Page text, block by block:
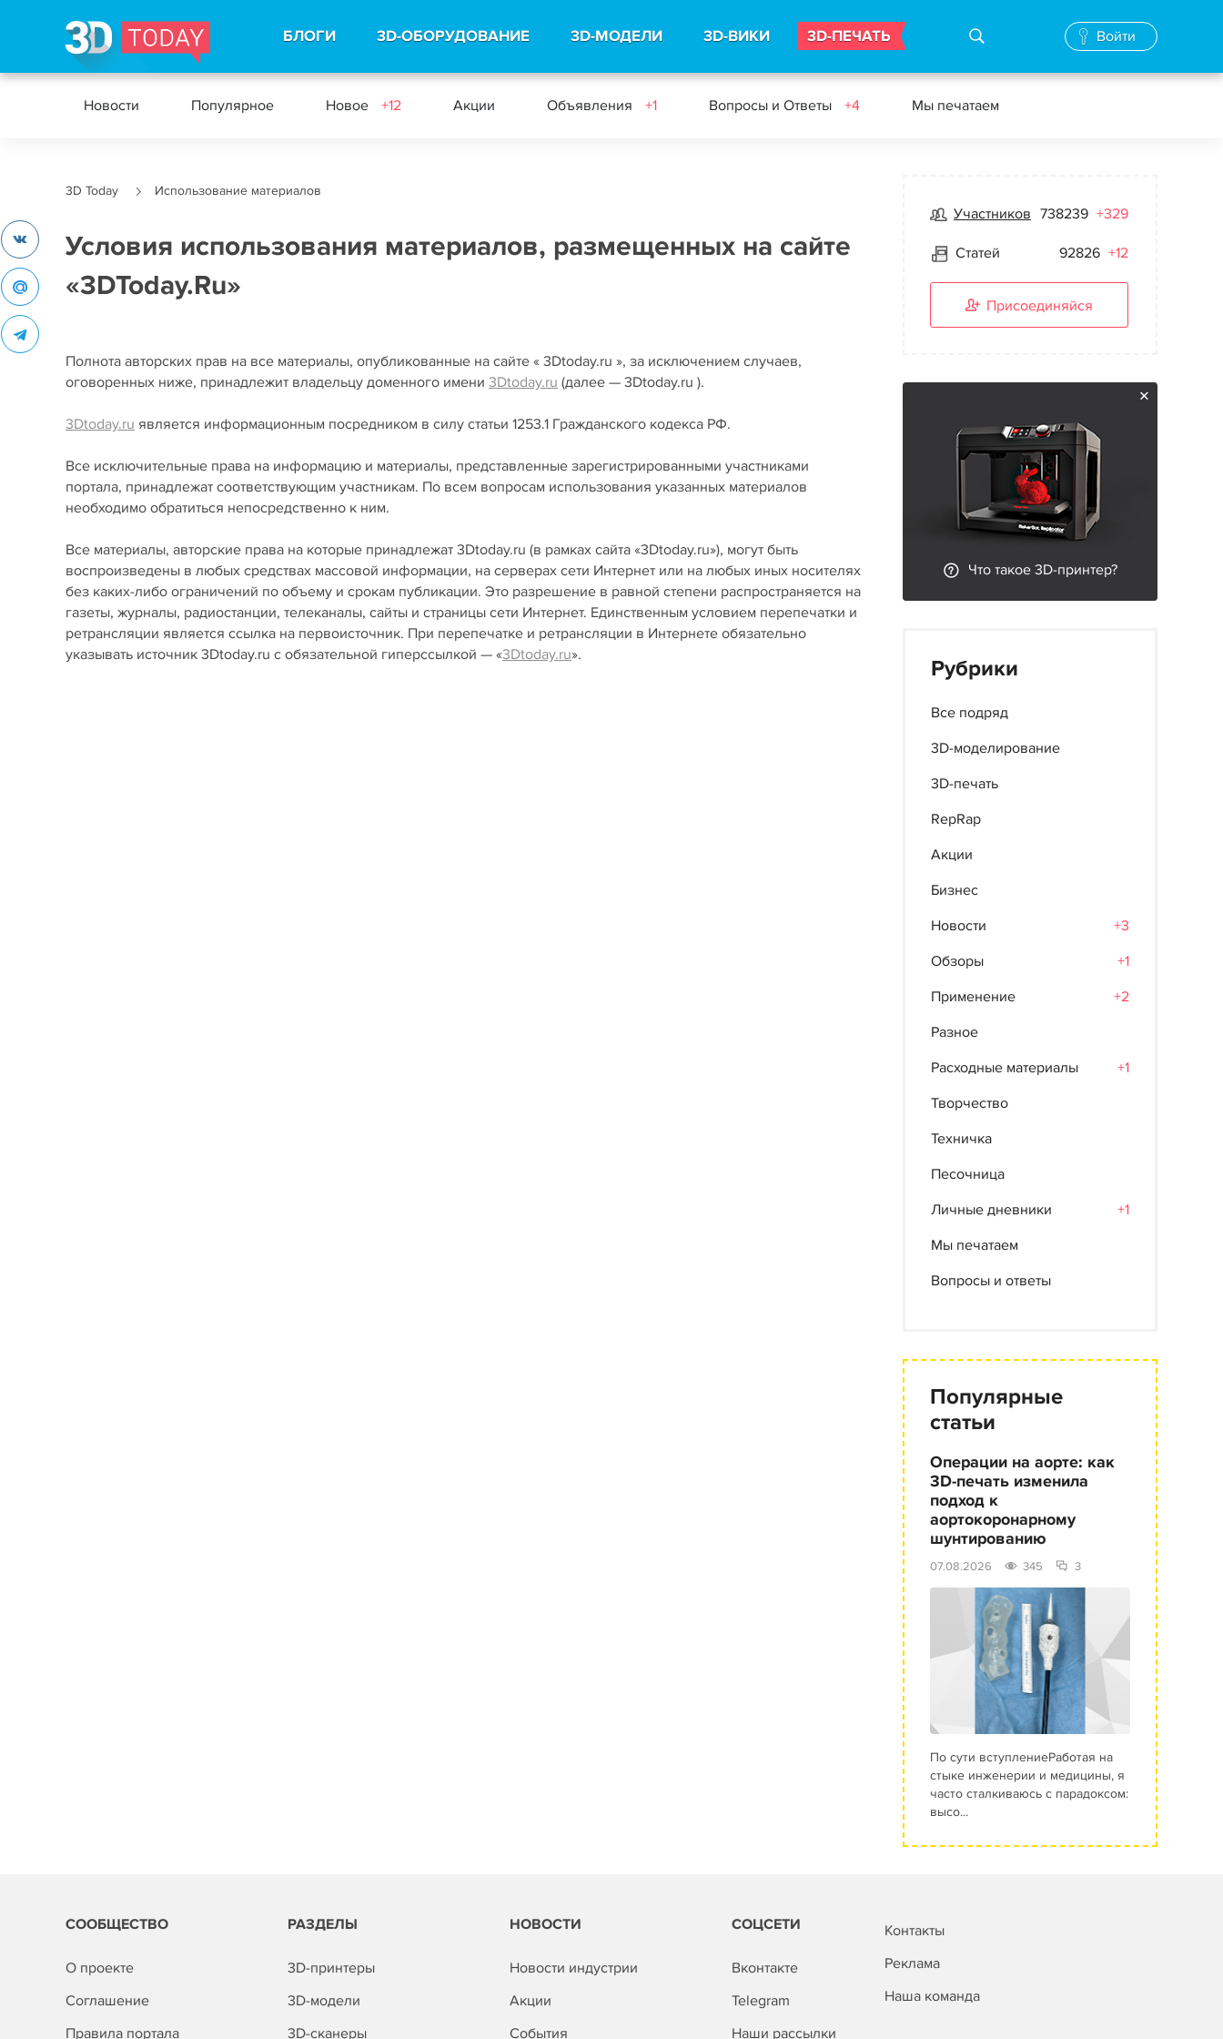
БЛОГИ 3D-ОБОРУДОВАНИЕ 3D-МОДЕЛИ 3D-ВИКИ 3D-ПЕЧАТЬ Войти
Новости Популярное Новое +12 Акции Объявления +1 Вопросы и Ответы +4 Мы печатаем
3D Today Использование материалов
Условия использования материалов, размещенных на сайте
«3DToday.Ru»
Полнота авторских прав на все материалы, опубликованные на сайте « 3Dtoday.ru », за исключением случаев,
оговоренных ниже, принадлежит владельцу доменного имени 3Dtoday.ru (далее — 3Dtoday.ru ).
3Dtoday.ru является информационным посредником в силу статьи 1253.1 Гражданского кодекса РФ.
Все исключительные права на информацию и материалы, представленные зарегистрированными участниками
портала, принадлежат соответствующим участникам. По всем вопросам использования указанных материалов
необходимо обратиться непосредственно к ним.
Все материалы, авторские права на которые принадлежат 3Dtoday.ru (в рамках сайта «3Dtoday.ru»), могут быть
воспроизведены в любых средствах массовой информации, на серверах сети Интернет или на любых иных носителях
без каких-либо ограничений по объему и срокам публикации. Это разрешение в равной степени распространяется на
газеты, журналы, радиостанции, телеканалы, сайты и страницы сети Интернет. Единственным условием перепечатки и
ретрансляции является ссылка на первоисточник. При перепечатке и ретрансляции в Интернете обязательно
указывать источник 3Dtoday.ru c обязательной гиперссылкой — «3Dtoday.ru».
Участников 738239 +329
Статей 92826 +12
Присоединяйся
Что такое 3D-принтер?
Рубрики
Все подряд
3D-моделирование
3D-печать
RepRap
Акции
Бизнес
Новости
+3
Обзоры
+1
Применение
+2
Разное
Расходные материалы
+1
Творчество
Техничка
Песочница
Личные дневники
+1
Мы печатаем
Вопросы и ответы
Популярные
статьи
Операции на аорте: как
3D-печать изменила
подход к
аортокоронарному
шунтированию
07.08.2026 345 3
По сути вступлениеРаботая на
стыке инженерии и медицины, я
часто сталкиваюсь с парадоксом:
высо...
СООБЩЕСТВО
О проекте
Соглашение
Правила портала
РАЗДЕЛЫ
3D-принтеры
3D-модели
3D-сканеры
НОВОСТИ
Новости индустрии
Акции
События
СОЦСЕТИ
Вконтакте
Telegram
Наши рассылки
Контакты
Реклама
Наша команда